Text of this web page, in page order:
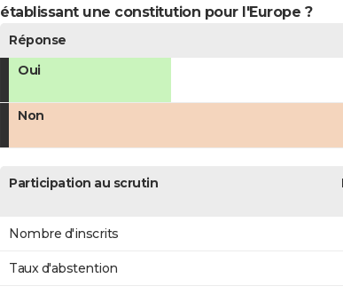
établissant une constitution pour l'Europe ?
Réponse
Oui
Non
Participation au scrutin
Nombre d'inscrits
Taux d'abstention